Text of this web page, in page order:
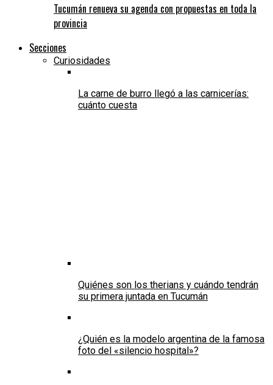
Tucumán renueva su agenda con propuestas en toda la
provincia
Secciones
Curiosidades
La carne de burro llegó a las carnicerías:
cuánto cuesta
Quiénes son los therians y cuándo tendrán
su primera juntada en Tucumán
¿Quién es la modelo argentina de la famosa
foto del «silencio hospital»?